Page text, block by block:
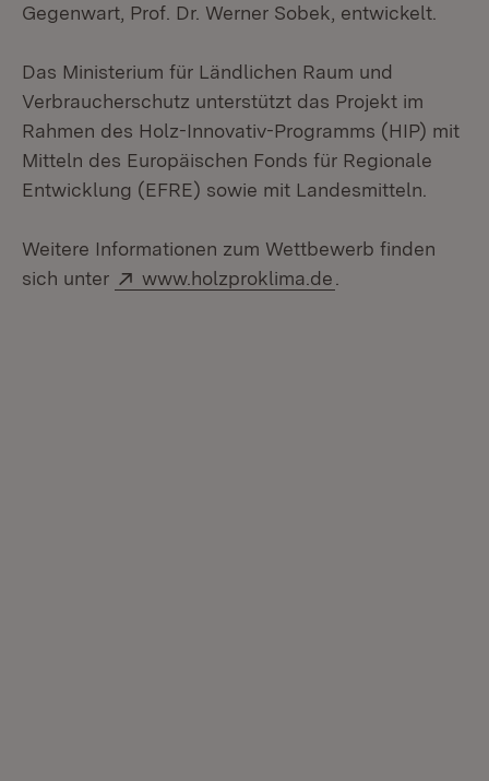
Gegenwart, Prof. Dr. Werner Sobek, entwickelt.
Das Ministerium für Ländlichen Raum und
Verbraucherschutz unterstützt das Projekt im
Rahmen des Holz-Innovativ-Programms (HIP) mit
Mitteln des Europäischen Fonds für Regionale
Entwicklung (EFRE) sowie mit Landesmitteln.
Weitere Informationen zum Wettbewerb finden
sich unter
Extern:
www.holzproklima.de